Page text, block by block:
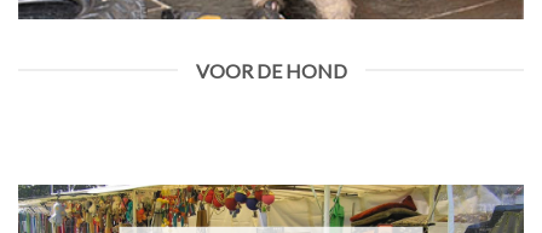
VOOR DE HOND